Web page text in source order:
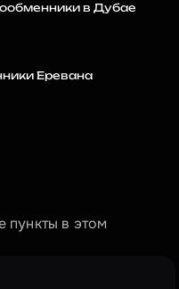
в этом
в Дубае
Еревана